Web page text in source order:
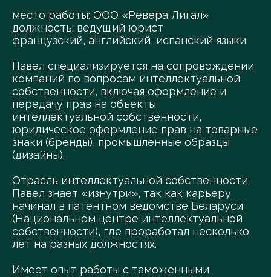
место работы: ООО «Ревера Лигал»
должность: ведущий юрист
французский, английский, испанский языки
Павел специализируется на сопровождении
компаний по вопросам интеллектуальной
собственности, включая оформление и
передачу прав на объекты
интеллектуальной собственности,
юридическое оформление прав на товарные
знаки (бренды), промышленные образцы
(дизайны).
Отрасль интеллектуальной собственности
Павел знает «изнутри», так как карьеру
начинал в патентном ведомстве Беларуси
(Национальном центре интеллектуальной
собственности), где проработал несколько
лет на разных должностях.
Имеет опыт работы с таможенными